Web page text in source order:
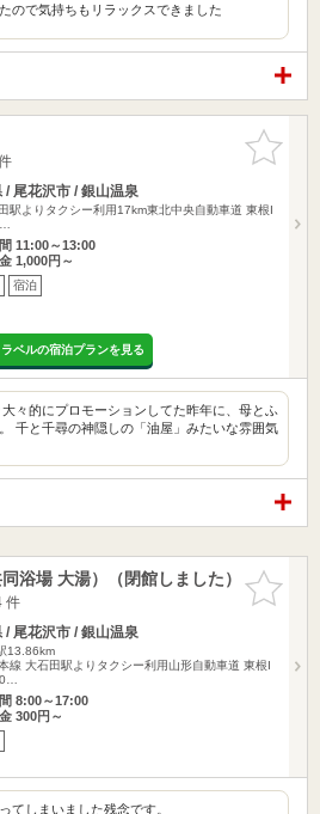
ので気持ちもリラックスできました
お気に入
りに追加
/ 尾花沢市 / 銀山温泉
駅よりタクシー利用17km東北中央自動車道 東根I
11:00～13:00
1,000円～
宿泊
ベルの宿泊プランを見る
々的にプロモーションしてた昨年に、母とふ
千と千尋の神隠しの「油屋」みたいな雰囲気
お気に入
りに追加
浴場 大湯）（閉館しました）
件
/ 尾花沢市 / 銀山温泉
13.86km
線 大石田駅よりタクシー利用山形自動車道 東根I
8:00～17:00
300円～
てしまいました残念です。